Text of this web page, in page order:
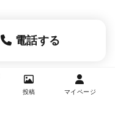
電話する
投稿 マイページ